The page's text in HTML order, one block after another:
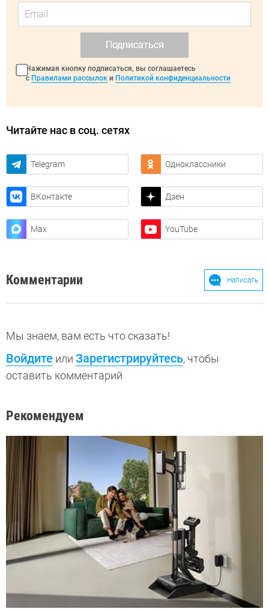
Подписаться
Нажимая кнопку подписаться, вы соглашаетесь
с Правилами рассылок и Политикой конфиденциальности
Читайте нас в соц. сетях
Telegram Одноклассники
ВКонтакте Дзен
Max YouTube
Комментарии Написать
Мы знаем, вам есть что сказать!
Войдите или Зарегистрируйтесь, чтобы
оставить комментарий
Рекомендуем